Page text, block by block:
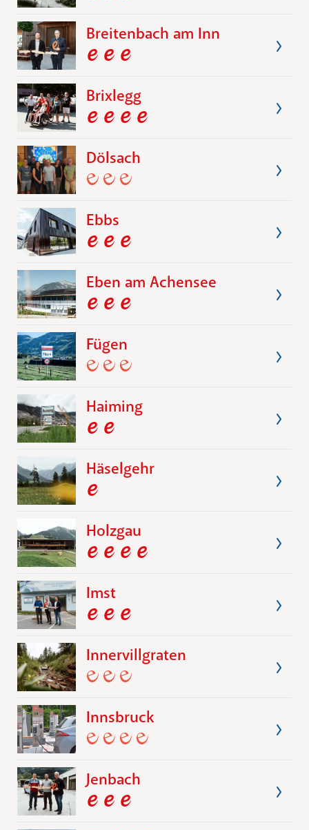
Breitenbach am Inn
Brixlegg
Dölsach
Ebbs
Eben am Achensee
Fügen
Haiming
Häselgehr
Holzgau
Imst
Innervillgraten
Innsbruck
Jenbach